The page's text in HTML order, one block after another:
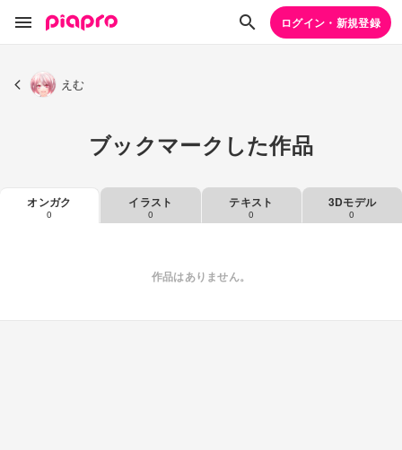
ログイン・新規登録
えむ
ブックマークした作品
オンガク
0
イラスト
0
テキスト
0
3Dモデル
0
作品はありません。